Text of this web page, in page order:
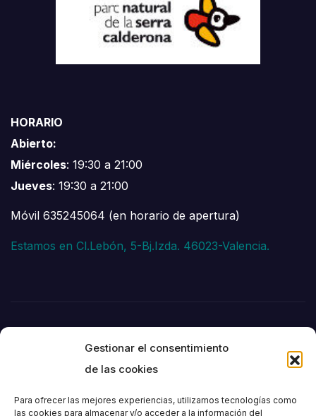
Gestionar el consentimiento
de las cookies
Para ofrecer las mejores experiencias, utilizamos tecnologías como
las cookies para almacenar y/o acceder a la información del
HORARIO
Abierto:
Miércoles: 19:30 a 21:00
Jueves: 19:30 a 21:00
Móvil 635245064 (en horario de apertura)
Estamos en Cl.Lebón, 5-Bj.Izda. 46023-Valencia.